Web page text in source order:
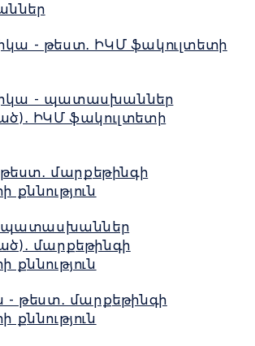
- թեստ․ ԻԿՄ ֆակուլտետի
- պատասխաններ
ԻԿՄ ֆակուլտետի
թեստ․ մարքեթինգի
քննություն
պատասխաններ
մարքեթինգի
քննություն
- թեստ․ մարքեթինգի
քննություն